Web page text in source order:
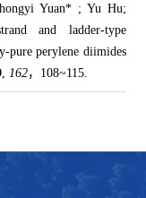
Yuan* ; Yu Hu;
and ladder-type
pure perylene diimides
,162，108~115.